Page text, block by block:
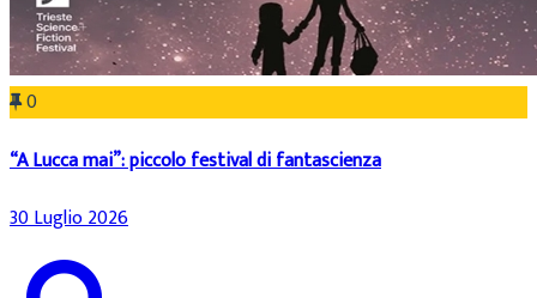
0
“A Lucca mai”: piccolo festival di fantascienza
30 Luglio 2026